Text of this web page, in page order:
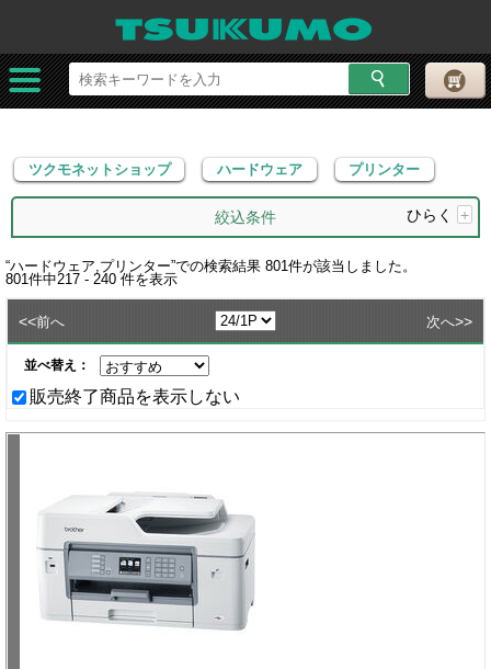
ツクモネットショップ ハードウェア プリンター
ツクモネットショップ ハードウェア プリンター
絞込条件 ひらく +
“ハードウェア,プリンター”での検索結果 801件が該当しました。
801件中217 - 240 件を表示
<<前へ 次へ>>
並べ替え：
販売終了商品を表示しない